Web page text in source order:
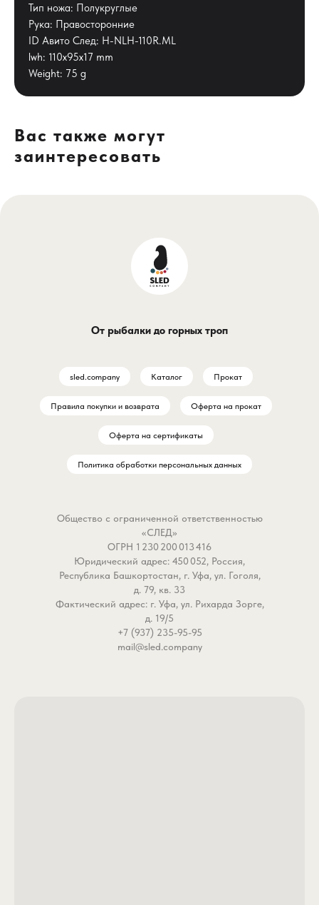
Тип ножа: Полукруглые
Рука: Правосторонние
ID Авито След: H-NLH-110R.ML
lwh: 110x95x17 mm
Weight: 75 g
Вас также могут
заинтересовать
От рыбалки до горных троп
sled.company Каталог Прокат
Правила покупки и возврата Оферта на прокат
Оферта на сертификаты
Политика обработки персональных данных
Общество с ограниченной ответственностью
«СЛЕД»
ОГРН 1 230 200 013 416
Юридический адрес: 450 052, Россия,
Республика Башкортостан, г. Уфа, ул. Гоголя,
д. 79, кв. 33
Фактический адрес: г. Уфа, ул. Рихарда Зорге,
д. 19/5
+7 (937) 235-95-95
mail@sled.company